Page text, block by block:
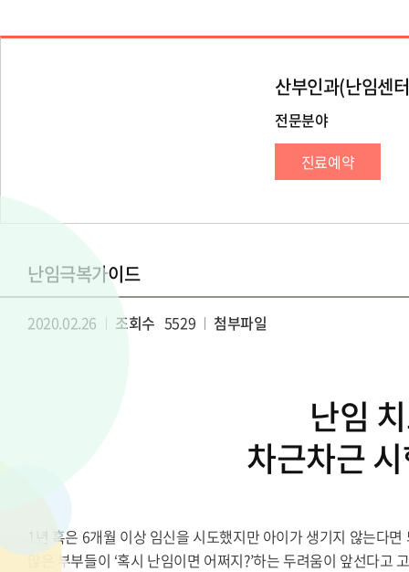
산부인과(난임센
전문분야
진료예약
난임극복가이드
2020.02.26 조회수 5529 첨부파일
난임
차근차근
1년 혹은 6개월 이상 임신을 시도했지만 아이가 생기지 않는다
많은 부부들이 ‘혹시 난임이면 어쩌지?’하는 두려움이 앞선다